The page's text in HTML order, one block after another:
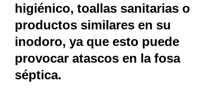
higiénico, toallas sanitarias o
productos similares en su
inodoro, ya que esto puede
provocar atascos en la fosa
séptica.